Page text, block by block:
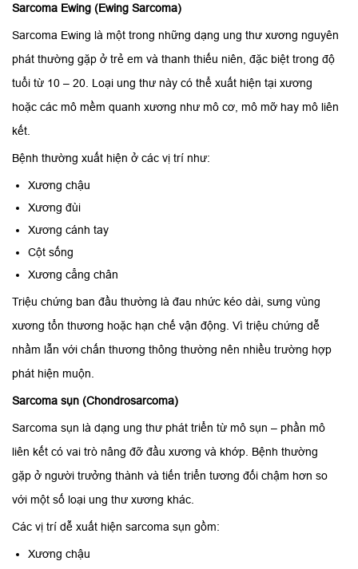
Sarcoma Ewing (Ewing Sarcoma)
Sarcoma Ewing là một trong những dạng ung thư xương nguyên
phát thường gặp ở trẻ em và thanh thiếu niên, đặc biệt trong độ
tuổi từ 10 – 20. Loại ung thư này có thể xuất hiện tại xương
hoặc các mô mềm quanh xương như mô cơ, mô mỡ hay mô liên
kết.
Bệnh thường xuất hiện ở các vị trí như:
Xương chậu
Xương đùi
Xương cánh tay
Cột sống
Xương cẳng chân
Triệu chứng ban đầu thường là đau nhức kéo dài, sưng vùng
xương tổn thương hoặc hạn chế vận động. Vì triệu chứng dễ
nhầm lẫn với chấn thương thông thường nên nhiều trường hợp
phát hiện muộn.
Sarcoma sụn (Chondrosarcoma)
Sarcoma sụn là dạng ung thư phát triển từ mô sụn – phần mô
liên kết có vai trò nâng đỡ đầu xương và khớp. Bệnh thường
gặp ở người trưởng thành và tiến triển tương đối chậm hơn so
với một số loại ung thư xương khác.
Các vị trí dễ xuất hiện sarcoma sụn gồm:
Xương chậu